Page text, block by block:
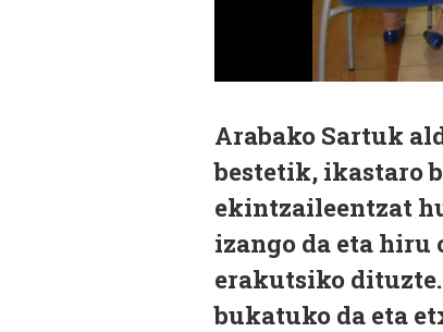
Arabako Sartuk
bestetik, ikastaro
ekintzaileentzat
izango da eta hiru
erakutsiko dituzte.
bukatuko da eta